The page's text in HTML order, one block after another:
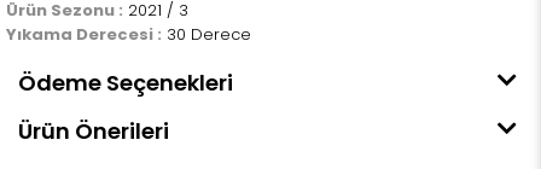
Ürün Sezonu : 2021 / 3
Yıkama Derecesi : 30 Derece
Ödeme Seçenekleri
Ürün Önerileri